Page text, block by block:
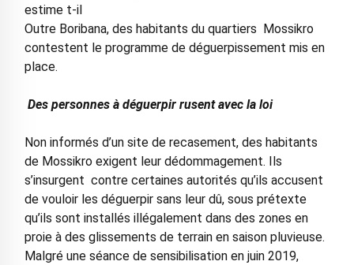
estime t-il
Outre Boribana, des habitants du quartiers Mossikro
contestent le programme de déguerpissement mis en
place.
Des personnes à déguerpir rusent avec la loi
Non informés d’un site de recasement, des habitants
de Mossikro exigent leur dédommagement. Ils
s’insurgent contre certaines autorités qu’ils accusent
de vouloir les déguerpir sans leur dû, sous prétexte
qu’ils sont installés illégalement dans des zones en
proie à des glissements de terrain en saison pluvieuse.
Malgré une séance de sensibilisation en juin 2019,